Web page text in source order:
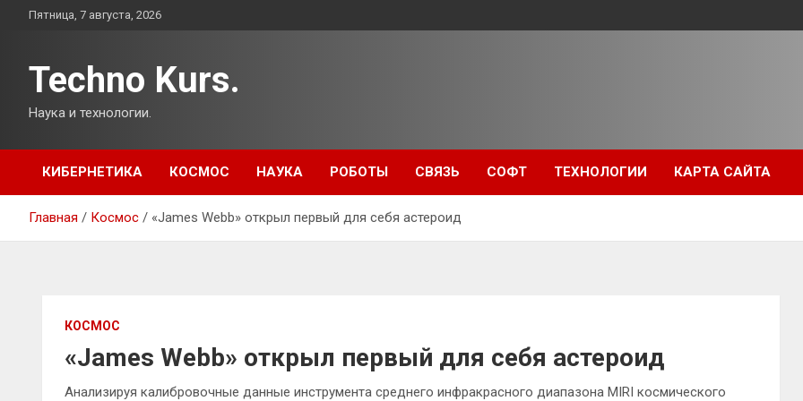
ПерейтиПятница, 7 августа, 2026
Techno Kurs.
Наука и технологии.
КИБЕРНЕТИКА КОСМОС НАУКА РОБОТЫ СВЯЗЬ СОФТ ТЕХНОЛОГИИ КАРТА САЙТА
Главная Космос «James Webb» открыл первый для себя астероид
КОСМОС
«James Webb» открыл первый для себя астероид
Анализируя калибровочные данные инструмента среднего инфракрасного диапазона MIRI космического